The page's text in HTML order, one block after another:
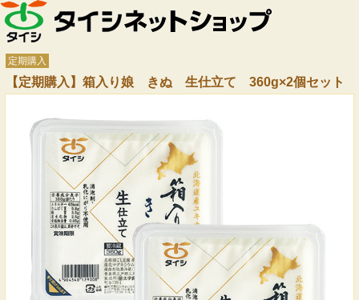
定期購入
【定期購入】箱入り娘 きぬ 生仕立て 360g×2個セット